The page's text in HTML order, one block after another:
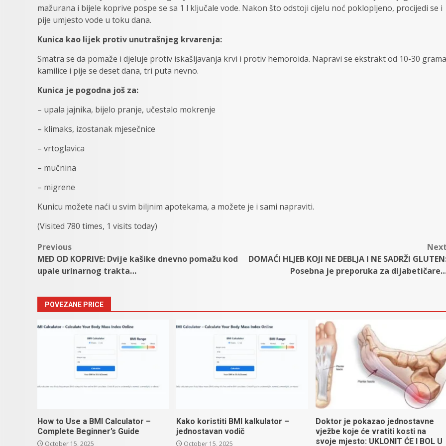
mažurana i bijele koprive pospe se sa 1 l ključale vode. Nakon što odstoji cijelu noć poklopljeno, procijedi se i
pije umjesto vode u toku dana.
Kunica kao lijek protiv unutrašnjeg krvarenja:
Smatra se da pomaže i djeluje protiv iskašljavanja krvi i protiv hemoroida. Napravi se ekstrakt od 10-30 grama
kamilice i pije se deset dana, tri puta nevno.
Kunica je pogodna još za:
– upala jajnika, bijelo pranje, učestalo mokrenje
– klimaks, izostanak mjesečnice
– vrtoglavica
– mučnina
– migrene
Kunicu možete naći u svim biljnim apotekama, a možete je i sami napraviti.
(Visited 780 times, 1 visits today)
Post
navigation
Previous
MED OD KOPRIVE: Dvije kašike dnevno pomažu kod
upale urinarnog trakta…
DOMAĆI HLJEB KOJI NE DEBLJA I NE SADRŽI
Posebna je preporuka za
POVEZANE PRICE
How to Use a BMI Calculator –
Complete Beginner’s Guide
October 15, 2025
Kako koristiti BMI kalkulator –
jednostavan vodič
October 15, 2025
Doktor je pokazao jednostavne
vježbe koje će vratiti kosti na
svoje mjesto: UKLONIT ĆE I BOL U